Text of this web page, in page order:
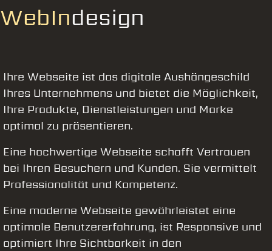
WebIndesign
Ihre Webseite ist das digitale Aushängeschild
Ihres Unternehmens und bietet die Möglichkeit,
Ihre Produkte, Dienstleistungen und Marke
optimal zu präsentieren.
Eine hochwertige Webseite schafft Vertrauen
bei Ihren Besuchern und Kunden. Sie vermittelt
Professionalität und Kompetenz.
Eine moderne Webseite gewährleistet eine
optimale Benutzererfahrung, ist Responsive und
optimiert Ihre Sichtbarkeit in den